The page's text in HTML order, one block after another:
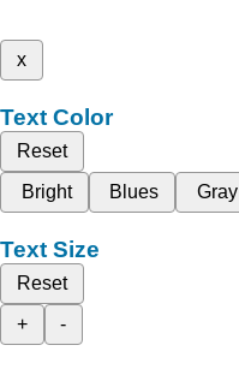
x
Text Color
Reset
Bright
Blues Gray
Text Size
Reset
+
-